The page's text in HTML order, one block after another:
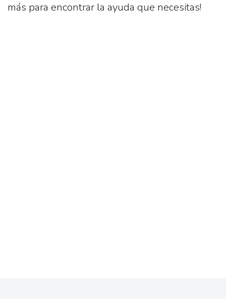
más para encontrar la ayuda que necesitas!